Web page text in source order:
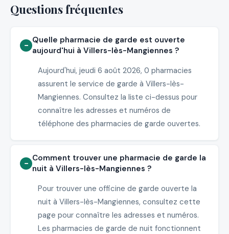
Questions fréquentes
Quelle pharmacie de garde est ouverte
aujourd'hui à Villers-lès-Mangiennes ?
Aujourd'hui, jeudi 6 août 2026, 0 pharmacies
assurent le service de garde à Villers-lès-
Mangiennes. Consultez la liste ci-dessus pour
connaître les adresses et numéros de
téléphone des pharmacies de garde ouvertes.
Comment trouver une pharmacie de garde la
nuit à Villers-lès-Mangiennes ?
Pour trouver une officine de garde ouverte la
nuit à Villers-lès-Mangiennes, consultez cette
page pour connaître les adresses et numéros.
Les pharmacies de garde de nuit fonctionnent